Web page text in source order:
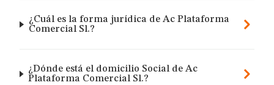
¿Cuál es la forma jurídica de Ac Plataforma
Comercial Sl.?
¿Dónde está el domicilio Social de Ac
Plataforma Comercial Sl.?